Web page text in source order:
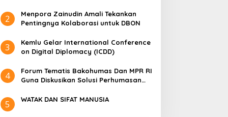
2
​Menpora Zainudin Amali Tekankan
Pentingnya Kolaborasi untuk DBON
3
​Kemlu Gelar International Conference
on Digital Diplomacy (ICDD)
4
Forum Tematis Bakohumas Dan MPR RI
Guna Diskusikan Solusi Perhumasan
Masing
5 WATAK DAN SIFAT MANUSIA